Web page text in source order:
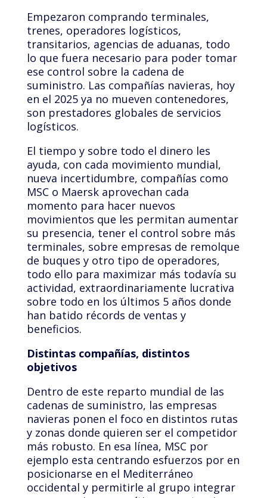
Empezaron comprando terminales,
trenes, operadores logísticos,
transitarios, agencias de aduanas, todo
lo que fuera necesario para poder tomar
ese control sobre la cadena de
suministro. Las compañías navieras, hoy
en el 2025 ya no mueven contenedores,
son prestadores globales de servicios
logísticos.
El tiempo y sobre todo el dinero les
ayuda, con cada movimiento mundial,
nueva incertidumbre, compañías como
MSC o Maersk aprovechan cada
momento para hacer nuevos
movimientos que les permitan aumentar
su presencia, tener el control sobre más
terminales, sobre empresas de remolque
de buques y otro tipo de operadores,
todo ello para maximizar más todavía su
actividad, extraordinariamente lucrativa
sobre todo en los últimos 5 años donde
han batido récords de ventas y
beneficios.
Distintas compañías, distintos
objetivos
Dentro de este reparto mundial de las
cadenas de suministro, las empresas
navieras ponen el foco en distintos rutas
y zonas donde quieren ser el competidor
más robusto. En esa línea, MSC por
ejemplo esta centrando esfuerzos por en
posicionarse en el Mediterráneo
occidental y permitirle al grupo integrar